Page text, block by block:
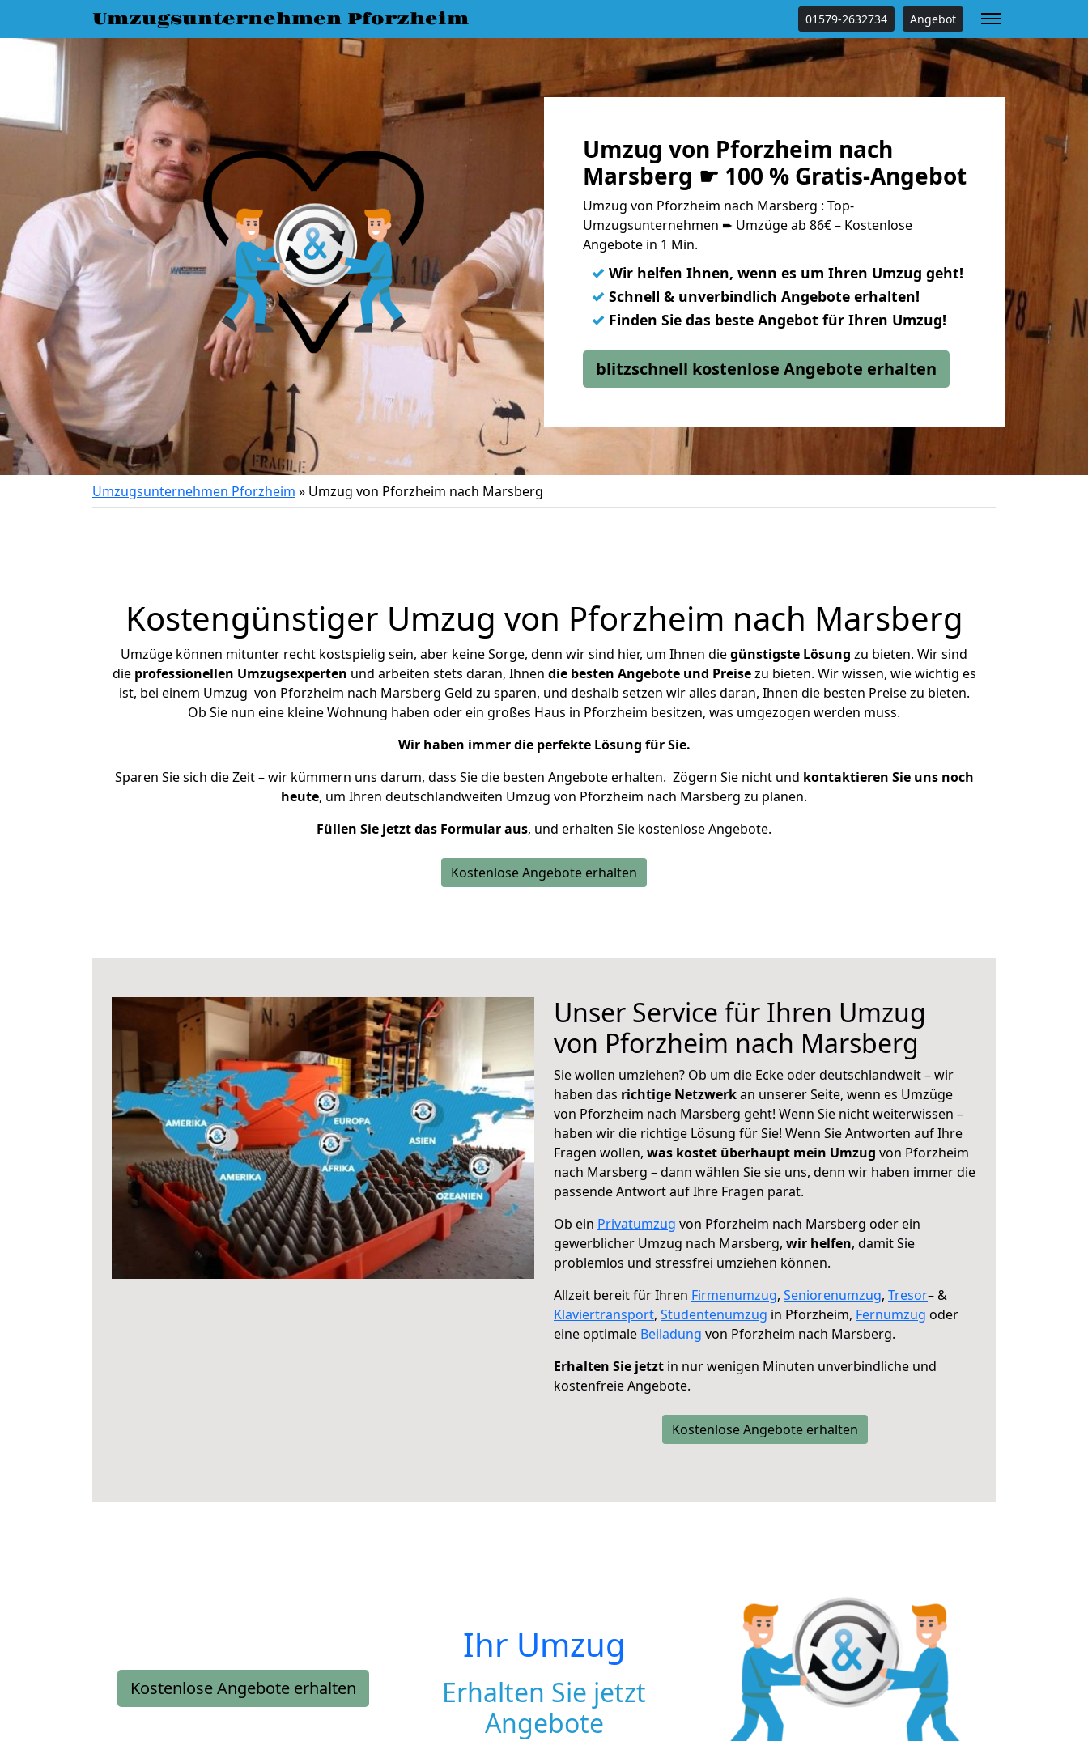
Umzugsunternehmen Pforzheim 01579-2632734 Angebot
Umzug von Pforzheim nach
Marsberg ☛ 100 % Gratis-Angebot
Umzug von Pforzheim nach Marsberg : Top-
Umzugsunternehmen ➨ Umzüge ab 86€ – Kostenlose
Angebote in 1 Min.
✓ Wir helfen Ihnen, wenn es um Ihren Umzug geht!
✓ Schnell & unverbindlich Angebote erhalten!
✓ Finden Sie das beste Angebot für Ihren Umzug!
blitzschnell kostenlose Angebote erhalten
Umzugsunternehmen Pforzheim » Umzug von Pforzheim nach Marsberg
Kostengünstiger Umzug von Pforzheim nach Marsberg
Umzüge können mitunter recht kostspielig sein, aber keine Sorge, denn wir sind hier, um Ihnen diegünstigste Lösung zu bieten. Wir sind
die professionellen Umzugsexperten und arbeiten stets daran, Ihnen die besten Angebote und Preisezu bieten. Wir wissen, wie wichtig es
ist, bei einem Umzug von Pforzheim nach Marsberg Geld zu sparen, und deshalb setzen wir alles daran, Ihnen die besten Preise zu bieten.
Ob Sie nun eine kleine Wohnung haben oder ein großes Haus in Pforzheim besitzen, was umgezogen werden muss.
Wir haben immer die perfekte Lösung für Sie.
Sparen Sie sich die Zeit – wir kümmern uns darum, dass Sie die besten Angebote erhalten. Zögern Sie nicht und kontaktieren Sie uns noch
heute, um Ihren deutschlandweiten Umzug von Pforzheim nach Marsberg zu planen.
Füllen Sie jetzt das Formular aus, und erhalten Sie kostenlose Angebote.
Kostenlose Angebote erhalten
Unser Service für Ihren Umzug
von Pforzheim nach Marsberg
Sie wollen umziehen? Ob um die Ecke oder deutschlandweit – wir
haben das richtige Netzwerkan unserer Seite, wenn es Umzüge
von Pforzheim nach Marsberg geht! Wenn Sie nicht weiterwissen –
haben wir die richtige Lösung für Sie! Wenn Sie Antworten auf Ihre
Fragen wollen, was kostet überhaupt mein Umzug von Pforzheim
nach Marsberg – dann wählen Sie sie uns, denn wir haben immer die
passende Antwort auf Ihre Fragen parat.
Ob ein Privatumzug von Pforzheim nach Marsberg oder ein
gewerblicher Umzug nach Marsberg, wir helfen, damit Sie
problemlos und stressfrei umziehen können.
Allzeit bereit für Ihren Firmenumzug, Seniorenumzug, Tresor– &
Klaviertransport, Studentenumzug in Pforzheim, Fernumzug oder
eine optimale Beiladung von Pforzheim nach Marsberg.
Erhalten Sie jetzt in nur wenigen Minuten unverbindliche und
kostenfreie Angebote.
Kostenlose Angebote erhalten
Kostenlose Angebote erhalten
Ihr Umzug
Erhalten Sie jetzt
Angebote